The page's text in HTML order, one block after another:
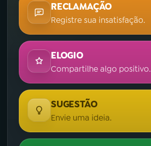
RECLAMAÇÃO
Registre sua insatisfação.
ELOGIO
Compartilhe algo positivo.
SUGESTÃO
Envie uma ideia.